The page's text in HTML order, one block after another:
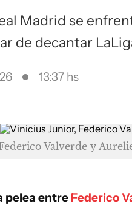
Madrid se
de decantar
13:37 hs
Valverde y
pelea entre Federico